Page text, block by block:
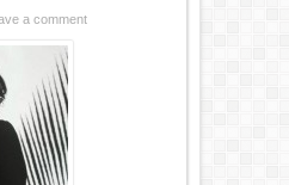
a comment